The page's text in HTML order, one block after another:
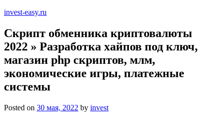
invest-easy.ru
Скрипт обменника криптовалюты
2022 » Разработка хайпов под ключ,
магазин php скриптов, млм,
экономические игры, платежные
системы
Posted on 30 мая, 2022 by invest